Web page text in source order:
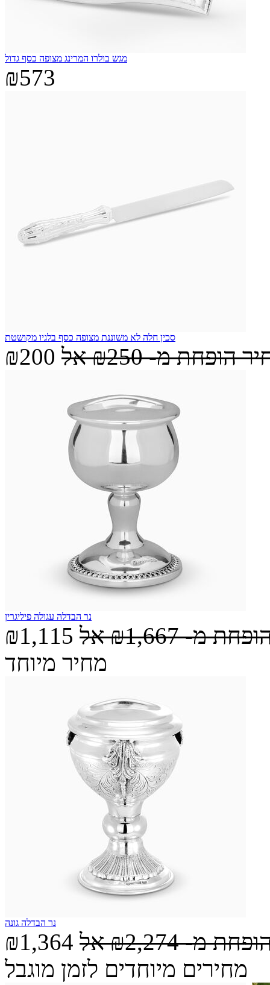
מגש בולרו המרינג מצופה כסף גדול
₪573
סכין חלה לא משוננת מצופה כסף בלגיו מקושטת
₪200 הופחת מ-₪250 אל
נר הבדלה עגולה פיליגרין
₪1,115 מ-₪1,667 אל
מחיר מיוחד
נר הבדלה גונה
₪1,364 מ-₪2,274 אל
מחירים מיוחדים לזמן מוגבל